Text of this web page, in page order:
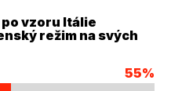
vzoru Itálie
režim na svých
55%